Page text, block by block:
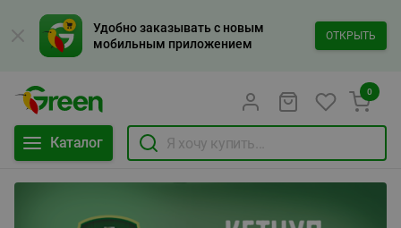
Удобно заказывать с новым
мобильным приложением
ОТКРЫТЬ
Каталог
0